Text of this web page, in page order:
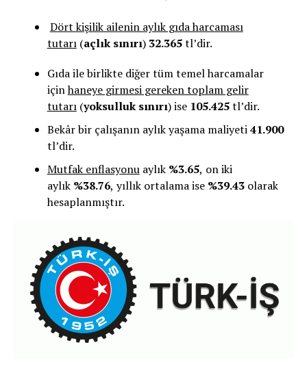
Dört kişilik ailenin aylık gıda harcaması
tutarı(açlık sınırı)32.365tl’dir.
Gıda ile birlikte diğer tüm temel harcamalar
içinhaneye girmesi gereken toplam gelir
tutarı (yoksulluk sınırı) ise 105.425tl’dir.
Bekâr bir çalışanın aylık yaşama maliyeti41.900
tl’dir.
Mutfak enflasyonuaylık %3.65, on iki
aylık %38.76, yıllık ortalama ise %39.43 olarak
hesaplanmıştır.